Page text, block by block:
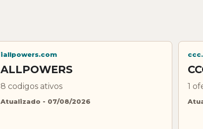
iallpowers.com
ALLPOWERS
8 codigos ativos
Atualizado - 07/08/2026
1